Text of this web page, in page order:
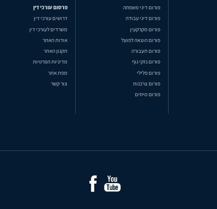
פורום דיני משפחה
פורום דיני עבודה
פורום מקרקעין
פורום הוצאה לפועל
פורום תעבורה
פורום נזקי גוף
פורום פלילי
פורום צרכנות
פורום מיסים
פרסום עורכי דין
דרושים עורכי דין
משרדים לעורכי דין
אודות האתר
תקנון האתר
מדיניות הפרטיות
מפת אתר
צור קשר